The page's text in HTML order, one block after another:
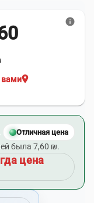
₪
location_on
вами
info
Отличная цена
была 7,60 ₪.
цена